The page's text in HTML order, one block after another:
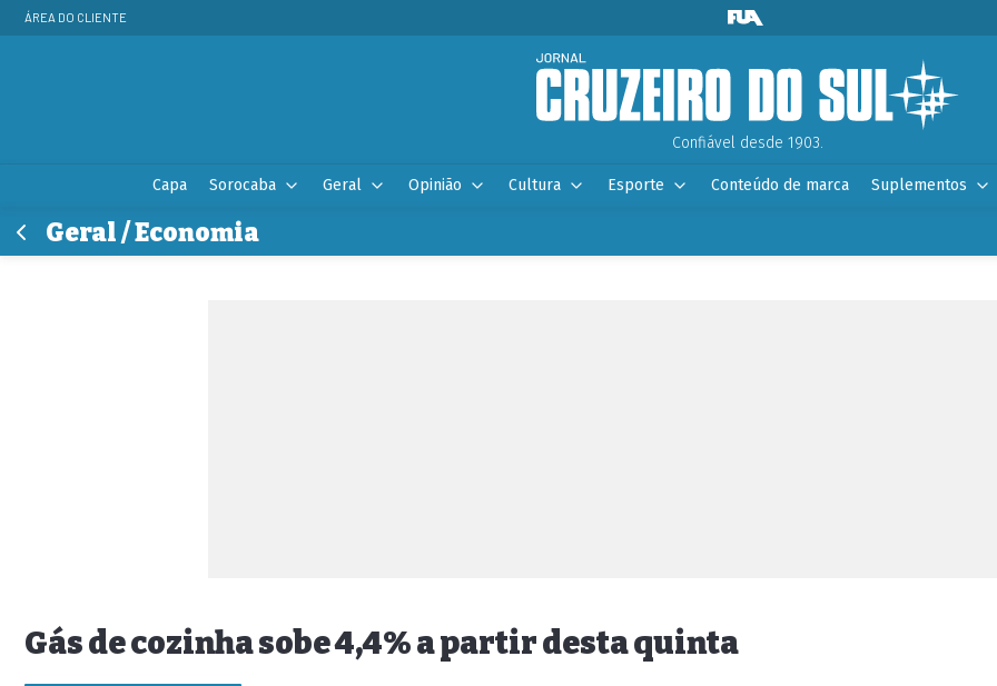
ÁREA DO CLIENTE
Confiável desde 1903.
Capa Sorocaba Geral Opinião Cultura Esporte Conteúdo de marca Suplementos
Geral / Economia
Gás de cozinha sobe 4,4% a partir desta quinta